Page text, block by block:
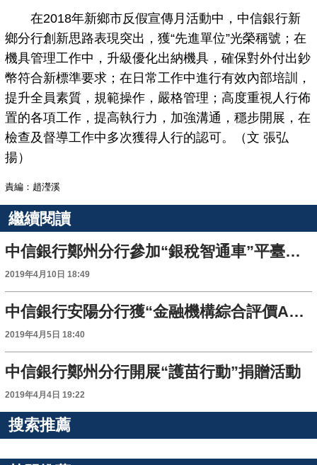
在2018年新鄉市反假宣傳月活動中，中信銀行新
鄉分行創新思路表現突出，獲“先進單位”光榮稱號；在
機具管理工作中，升級優化出納機具，確保對外付出鈔
幣符合新標準要求；在日常工作中進行有效內部培訓，
提升全員素質，規範操作，嚴格管理；高度重視人行佈
置的各項工作，提高執行力，加強溝通，穩步開展，在
檢查及督導工作中多次獲得人行的認可。（文 張弘
揚）
責編：趙瀅溪
繼續閱讀
中信銀行鄭州分行參加“銀稅智通車”平臺發佈會
2019年4月10日 18:49
中信銀行安陽分行獲“金融機構綜合評價A級行”稱號
2019年4月5日 18:40
中信銀行鄭州分行開展“護苗行動”捐贈活動
2019年4月4日 19:22
搜索推薦